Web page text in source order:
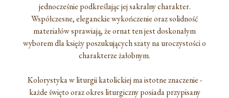
jednocześnie podkreślając jej sakralny charakter.
Współczesne, eleganckie wykończenie oraz solidność
materiałów sprawiają, że ornat ten jest doskonałym
wyborem dla księży poszukujących szaty na uroczystości o
charakterze żałobnym.
Kolorystyka w liturgii katolickiej ma istotne znaczenie -
każde święto oraz okres liturgiczny posiada przypisany